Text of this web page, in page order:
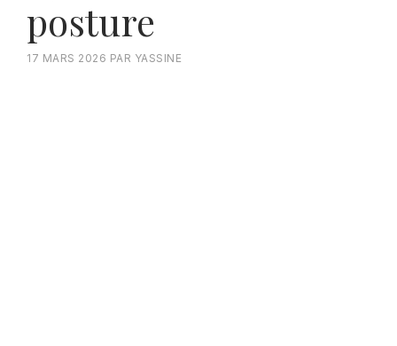
posture
17 MARS 2026 PAR YASSINE